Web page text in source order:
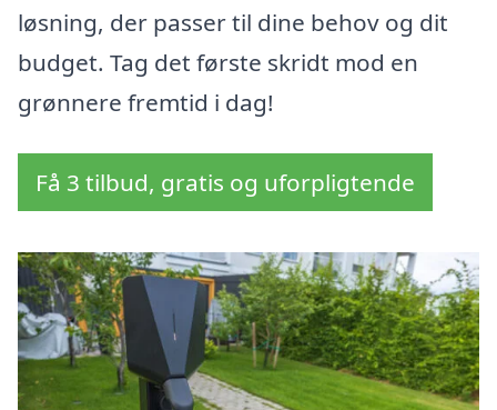
løsning, der passer til dine behov og dit
budget. Tag det første skridt mod en
grønnere fremtid i dag!
Få 3 tilbud, gratis og uforpligtende